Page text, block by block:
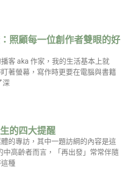
照顧每一位創作者雙眼的好
客 aka 作家，我的生活基本上就
著螢幕，寫作時更要在電腦與書籍
深
的四大提醒
的專訪，其中一題訪綱的內容是這
中高齡者而言，「再出發」常常伴隨
種